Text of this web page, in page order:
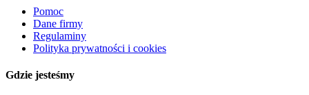
Pomoc
Dane firmy
Regulaminy
Polityka prywatności i cookies
Gdzie jesteśmy